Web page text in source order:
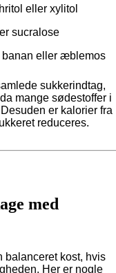
eller xylitol
sucralose
banan eller æblemos
sukkerindtag,
mange sødestoffer i
er kalorier fra
reduceres.
med
balanceret kost, hvis
Her er nogle